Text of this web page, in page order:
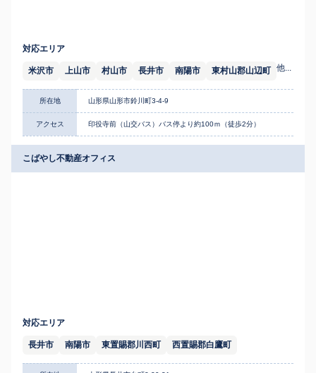
対応エリア
米沢市 上山市 村山市 長井市 南陽市 東村山郡山辺町 他...
所在地 山形県山形市鈴川町3-4-9
アクセス 印役寺前（山交バス）バス停より約100ｍ（徒歩2分）
こばやし不動産オフィス
対応エリア
長井市 南陽市 東置賜郡川西町 西置賜郡白鷹町